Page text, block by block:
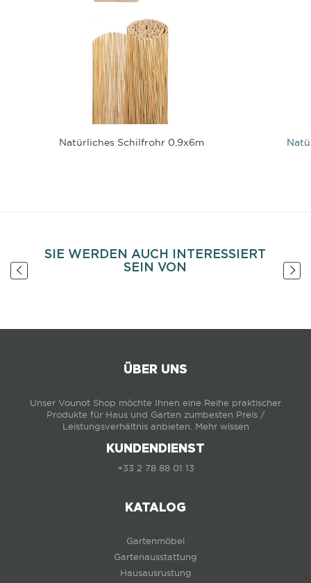
Natürliches Schilfrohr 0.9x6m
SIE WERDEN AUCH INTERESSIERT
SEIN VON
ÜBER UNS
Unser Vounot Shop möchte Ihnen eine Reihe praktischer
Produkte für Haus und Garten zumbesten Preis /
Leistungsverhältnis anbieten.
Mehr wissen
KUNDENDIENST
+33 2 78 88 01 13
KATALOG
Gartenmöbel
Gartenausstattung
Hausausrustung